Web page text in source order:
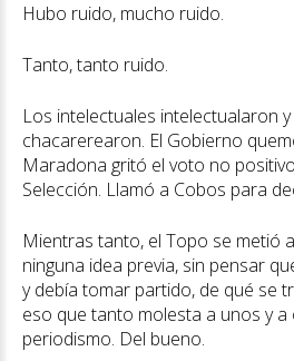
Hubo ruido, mucho ruido.
Tanto, tanto ruido.
Los intelectuales intelectualaron
chacarerearon. El Gobierno
Maradona gritó el voto no
Selección. Llamó a Cobos para
Mientras tanto, el Topo se metió
ninguna idea previa, sin pensar
y debía tomar partido, de qué se
eso que tanto molesta a unos y a
periodismo. Del bueno.